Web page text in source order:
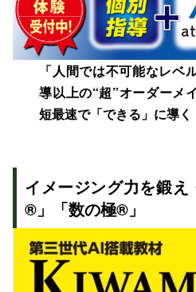
「人間では不可能なレベ
導以上の“超”オーダーメ
短最速で「できる」に導く
イメージング力を鍛
®」「数の極®」